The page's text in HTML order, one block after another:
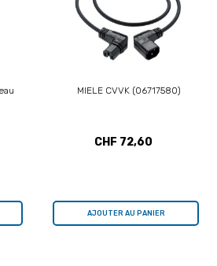
MIELE CVVK (06717580)
CHF 72,60
AJOUTER AU PANIER